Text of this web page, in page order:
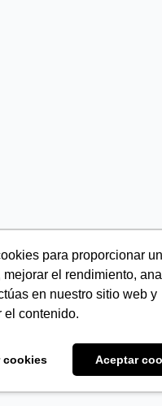
para proporcionar
mejorar el rendimiento,
en nuestro sitio web y
el contenido.
cookies Aceptar